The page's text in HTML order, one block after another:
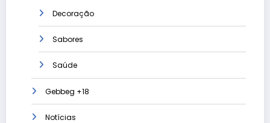
Decoração
Sabores
Saúde
Gebbeg +18
Notícias